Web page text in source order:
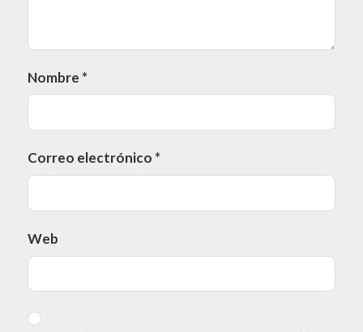
Nombre *
Correo electrónico *
Web